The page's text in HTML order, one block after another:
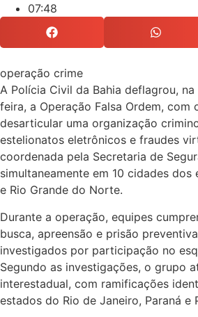
07:48
operação crime
A Polícia Civil da Bahia deflagrou,
feira, a Operação Falsa Ordem, com
desarticular uma organização
estelionatos eletrônicos e fraudes
coordenada pela Secretaria de
simultaneamente em 10 cidades dos
e Rio Grande do Norte.
Durante a operação, equipes
busca, apreensão e prisão
investigados por participação no
Segundo as investigações, o grupo
interestadual, com ramificações
estados do Rio de Janeiro, Paraná e